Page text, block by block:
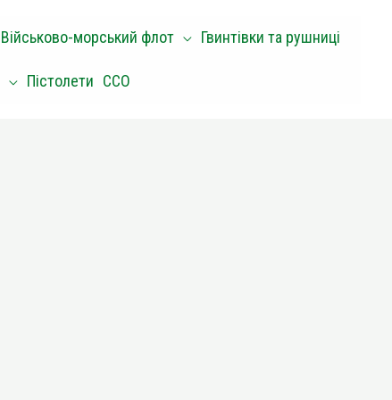
Військово-морський флот Гвинтівки та рушниці
Пістолети ССО